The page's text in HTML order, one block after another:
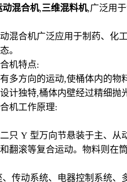
动混合机,三维混料机,广泛用
混合机广泛应用于制药、化
。
机特点:
多方向的运动,使桶体内的
计独特,桶体内壁经过精细
机工作原理:
只 Y 型万向节悬装于主、
翻滚等复合运动。物料则在
传动系统、电器控制系统